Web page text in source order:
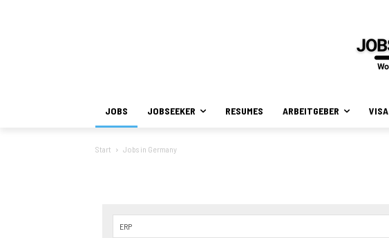
JOBS JOBSEEKER RESUMES ARBEITGEBER VISA
Start Jobs in Germany